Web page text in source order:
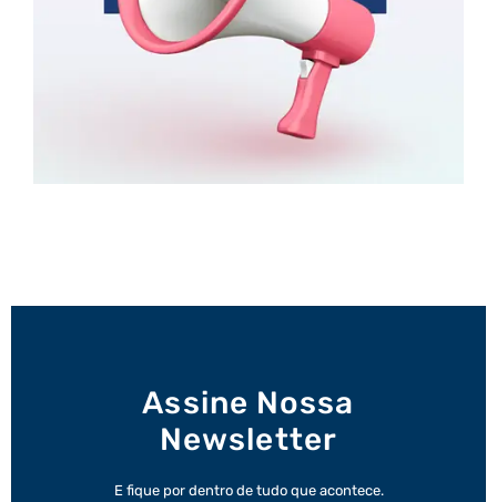
Assine Nossa
Newsletter
E fique por dentro de tudo que acontece.